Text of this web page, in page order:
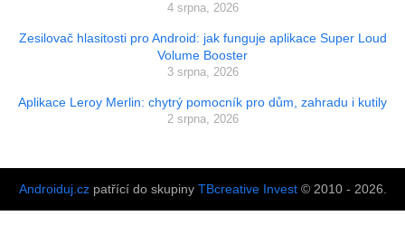
4 srpna, 2026
Zesilovač hlasitosti pro Android: jak funguje aplikace Super Loud
Volume Booster
3 srpna, 2026
Aplikace Leroy Merlin: chytrý pomocník pro dům, zahradu i kutily
2 srpna, 2026
Androiduj.czpatřící do skupiny TBcreative Invest© 2010 - 2026.